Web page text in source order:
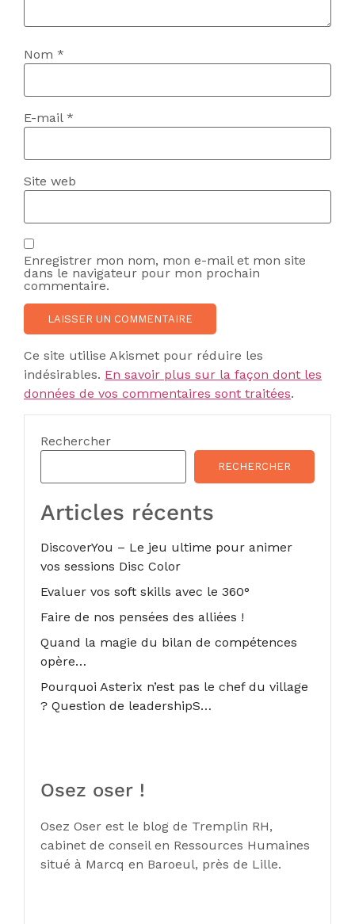
Nom *
E-mail *
Site web
Enregistrer mon nom, mon e-mail et mon site
dans le navigateur pour mon prochain
commentaire.
Ce site utilise Akismet pour réduire les
indésirables. En savoir plus sur la façon dont les
données de vos commentaires sont traitées.
Rechercher
RECHERCHER
Articles récents
DiscoverYou – Le jeu ultime pour animer
vos sessions Disc Color
Evaluer vos soft skills avec le 360°
Faire de nos pensées des alliées !
Quand la magie du bilan de compétences
opère…
Pourquoi Asterix n’est pas le chef du village
? Question de leadershipS…
Osez oser !
Osez Oser est le blog de Tremplin RH,
cabinet de conseil en Ressources Humaines
situé à Marcq en Baroeul, près de Lille.